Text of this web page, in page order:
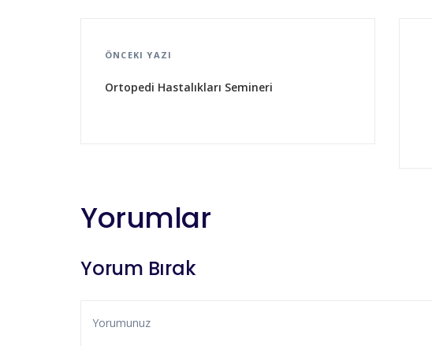
ÖNCEKI YAZI
Ortopedi Hastalıkları Semineri
Yorumlar
Yorum Bırak